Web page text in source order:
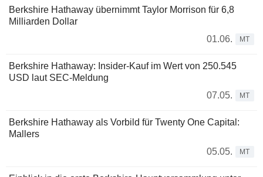
Berkshire Hathaway übernimmt Taylor Morrison für 6,8
Milliarden Dollar
01.06.
MT
Berkshire Hathaway: Insider-Kauf im Wert von 250.545
USD laut SEC-Meldung
07.05.
MT
Berkshire Hathaway als Vorbild für Twenty One Capital:
Mallers
05.05.
MT